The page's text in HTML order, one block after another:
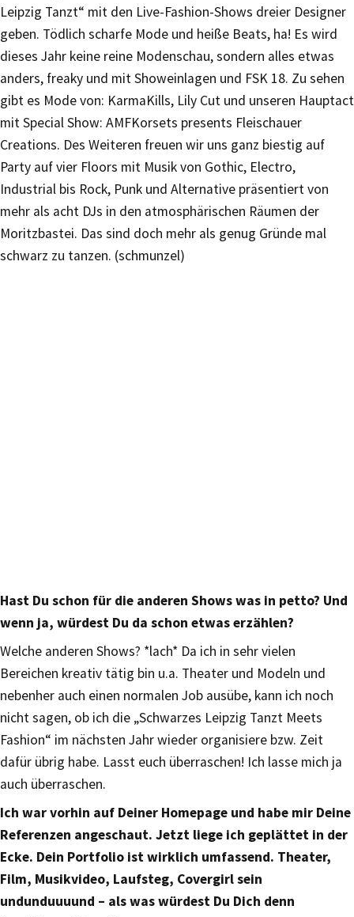
Leipzig Tanzt“ mit den Live-Fashion-Shows dreier Designer
geben. Tödlich scharfe Mode und heiße Beats, ha! Es wird
dieses Jahr keine reine Modenschau, sondern alles etwas
anders, freaky und mit Showeinlagen und FSK 18. Zu sehen
gibt es Mode von: KarmaKills, Lily Cut und unseren Hauptact
mit Special Show: AMFKorsets presents Fleischauer
Creations. Des Weiteren freuen wir uns ganz biestig auf
Party auf vier Floors mit Musik von Gothic, Electro,
Industrial bis Rock, Punk und Alternative präsentiert von
mehr als acht DJs in den atmosphärischen Räumen der
Moritzbastei. Das sind doch mehr als genug Gründe mal
schwarz zu tanzen. (schmunzel)
Hast Du schon für die anderen Shows was in petto? Und
wenn ja, würdest Du da schon etwas erzählen?
Welche anderen Shows? *lach* Da ich in sehr vielen
Bereichen kreativ tätig bin u.a. Theater und Modeln und
nebenher auch einen normalen Job ausübe, kann ich noch
nicht sagen, ob ich die „Schwarzes Leipzig Tanzt Meets
Fashion“ im nächsten Jahr wieder organisiere bzw. Zeit
dafür übrig habe. Lasst euch überraschen! Ich lasse mich ja
auch überraschen.
Ich war vorhin auf Deiner Homepage und habe mir Deine
Referenzen angeschaut. Jetzt liege ich geplättet in der
Ecke. Dein Portfolio ist wirklich umfassend. Theater,
Film, Musikvideo, Laufsteg, Covergirl sein
undunduuuund – als was würdest Du Dich denn